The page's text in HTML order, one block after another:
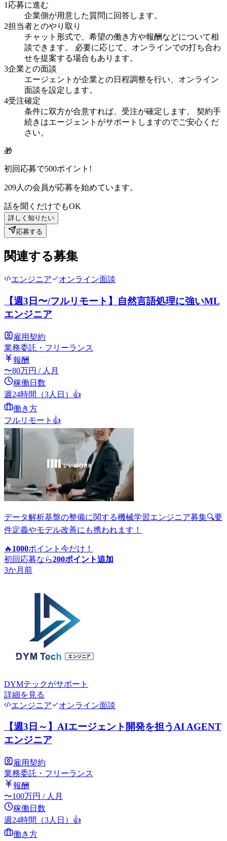
1 応募に進む
企業側が用意した質問に回答します。
2担当者とのやり取り
チャット形式で、希望の働き方や報酬などについて相
談できます。 必要に応じて、オンラインでの打ち合わ
せを提案する場合もあります。
3企業との面談
エージェントが企業との日程調整を行い、オンライン
面談を設定します。
4受注確定
条件に双方が合意すれば、受注が確定します。 契約手
続きはエージェントがサポートしますのでご安心くだ
さい。
🎁
初回応募で500ポイント!
209人の会員が応募を始めています。
話を聞くだけでもOK
詳しく知りたい
応募する
関連する募集
エンジニア オンライン面談
【週3日〜/フルリモート】自然言語処理に強いML
エンジニア
雇用契約
業務委託・フリーランス
報酬
〜80万円 / 人月
稼働日数
週24時間（3人日） 👍
働き方
フルリモート 👍
データ解析基盤の整備に関する機械学習エンジニア募集🔍要
件定義やモデル改善にも携われます！
🔥 1000ポイント 今だけ！
初回応募なら200ポイント追加
3か月前
DYMテックがサポート
詳細を見る
エンジニア
オンライン面談
【週3日～】AIエージェント開発を担うAI AGENT
エンジニア
雇用契約
業務委託・フリーランス
報酬
〜100万円 / 人月
稼働日数
週24時間（3人日） 👍
働き方